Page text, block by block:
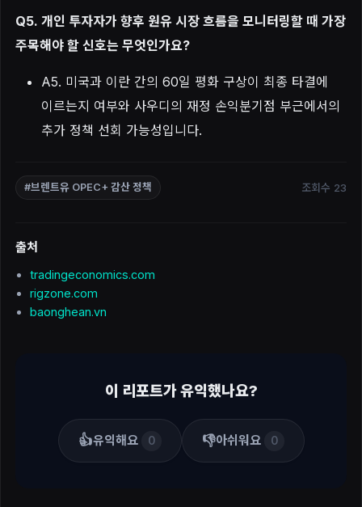
Q5. 개인 투자자가 향후 원유 시장 흐름을 모니터링할 때 가장
주목해야 할 신호는 무엇인가요?
A5. 미국과 이란 간의 60일 평화 구상이 최종 타결에
이르는지 여부와 사우디의 재정 손익분기점 부근에서의
추가 정책 선회 가능성입니다.
#브렌트유 OPEC+ 감산 정책 조회수 23
출처
tradingeconomics.com
rigzone.com
baonghean.vn
이 리포트가 유익했나요?
👍유익해요 0 👎아쉬워요 0